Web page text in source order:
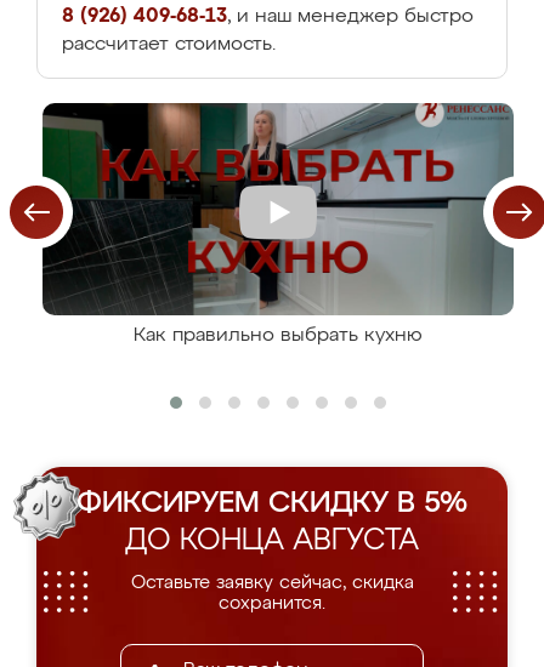
8 (926) 409-68-13, и наш менеджер быстро
рассчитает стоимость.
Как правильно выбрать кухню
ФИКСИРУЕМ СКИДКУ В 5%
ДО КОНЦА АВГУСТА
Оставьте заявку сейчас, скидка
сохранится.